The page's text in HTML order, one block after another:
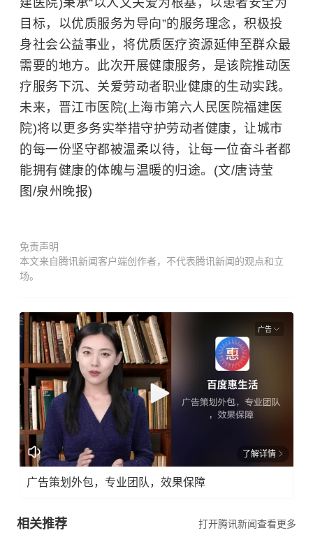
建医院)秉承“以人文关爱为根基，以患者安全为
目标，以优质服务为导向”的服务理念，积极投
身社会公益事业，将优质医疗资源延伸至群众最
需要的地方。此次开展健康服务，是该院推动医
疗服务下沉、关爱劳动者职业健康的生动实践。
未来，晋江市医院(上海市第六人民医院福建医
院)将以更多务实举措守护劳动者健康，让城市
的每一份坚守都被温柔以待，让每一位奋斗者都
能拥有健康的体魄与温暖的归途。(文/唐诗莹
图/泉州晚报)
免责声明
本文来自腾讯新闻客户端创作者，不代表腾讯新闻的观点和立
场。
广告
了解详情
广告策划外包，专业团队，效果保障
相关推荐 打开腾讯新闻查看更多